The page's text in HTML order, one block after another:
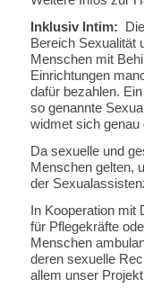
Inklusiv Intim:
Bereich Sexualität
Menschen mit
Einrichtungen
dafür bezahlen.
so genannte
widmet sich genau
Da sexuelle und
Menschen gelten,
der
In Kooperation mit
für Pflegekräfte
Menschen
deren sexuelle
allem unser